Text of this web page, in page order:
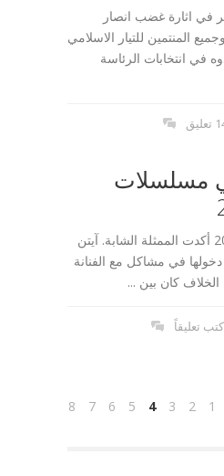
في اثارة غضب انصار
المنتمين للتيار الاسلامي
في انتخابات الرئاسة
مسلسلات
مسلسلات رمضان 2012 أكدت الممثلة الشابة. آيتن
في مشاكل مع الفنانة
الخلاف كان بين ...
تعليقاً
1
2
3
4
5
6
7
8